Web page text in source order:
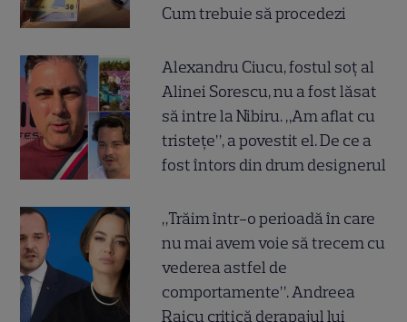
Cum trebuie să procedezi
Alexandru Ciucu, fostul soț al
Alinei Sorescu, nu a fost lăsat
să intre la Nibiru. „Am aflat cu
tristețe”, a povestit el. De ce a
fost întors din drum designerul
„Trăim într-o perioadă în care
nu mai avem voie să trecem cu
vederea astfel de
comportamente”. Andreea
Raicu critică derapajul lui